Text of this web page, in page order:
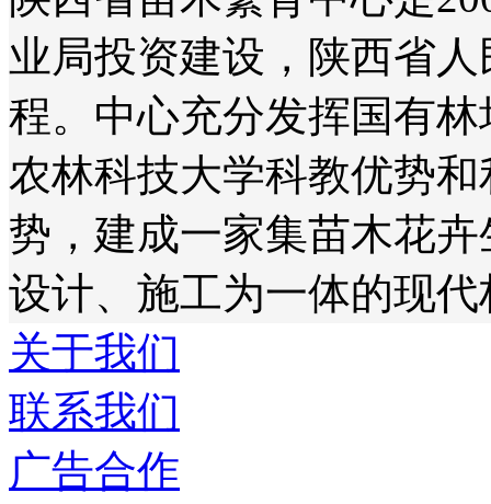
业局投资建设，陕西省
程。中心充分发挥国有
农林科技大学科教优势
势，建成一家集苗木花
设计、施工为一体的现
关于我们
联系我们
广告合作